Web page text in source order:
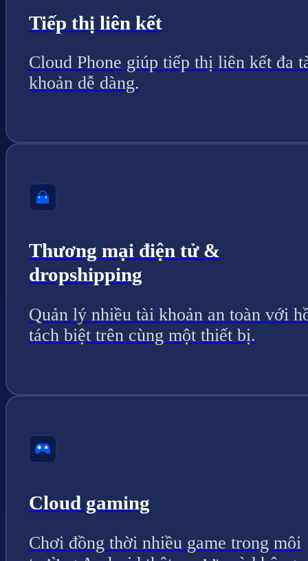
Tiếp thị liên kết
Cloud Phone giúp tiếp thị liên kết đa
khoản dễ dàng.
Thương mại điện tử &
dropshipping
Quản lý nhiều tài khoản an toàn với
tách biệt trên cùng một thiết bị.
Cloud gaming
Chơi đồng thời nhiều game trong môi